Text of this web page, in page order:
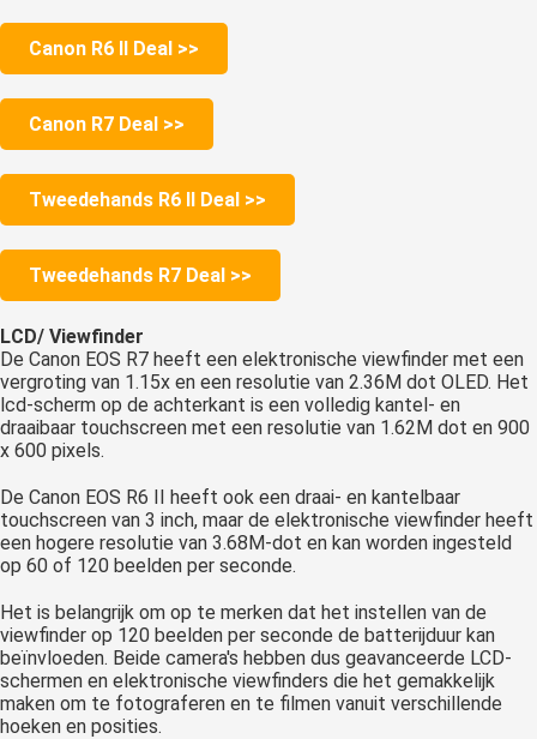
Canon R6 II Deal >>
Canon R7 Deal >>
Tweedehands R6 II Deal >>
Tweedehands R7 Deal >>
LCD/ Viewfinder
De Canon EOS R7 heeft een elektronische viewfinder met een
vergroting van 1.15x en een resolutie van 2.36M dot OLED. Het
lcd-scherm op de achterkant is een volledig kantel- en
draaibaar touchscreen met een resolutie van 1.62M dot en 900
x 600 pixels.
De Canon EOS R6 II heeft ook een draai- en kantelbaar
touchscreen van 3 inch, maar de elektronische viewfinder heeft
een hogere resolutie van 3.68M-dot en kan worden ingesteld
op 60 of 120 beelden per seconde.
Het is belangrijk om op te merken dat het instellen van de
viewfinder op 120 beelden per seconde de batterijduur kan
beïnvloeden. Beide camera's hebben dus geavanceerde LCD-
schermen en elektronische viewfinders die het gemakkelijk
maken om te fotograferen en te filmen vanuit verschillende
hoeken en posities.